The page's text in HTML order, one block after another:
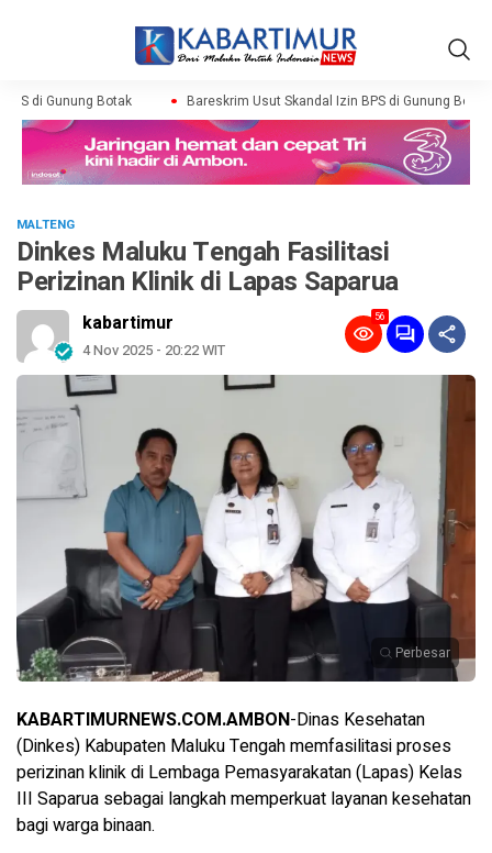
di Gunung Botak Bareskrim Usut Skandal Izin BPS di Gunung Botak
MALTENG
Dinkes Maluku Tengah Fasilitasi
Perizinan Klinik di Lapas Saparua
kabartimur
4 Nov 2025 - 20:22 WIT
56
Perbesar
KABARTIMURNEWS.COM.AMBON-Dinas Kesehatan
(Dinkes) Kabupaten Maluku Tengah memfasilitasi proses
perizinan klinik di Lembaga Pemasyarakatan (Lapas) Kelas
III Saparua sebagai langkah memperkuat layanan kesehatan
bagi warga binaan.